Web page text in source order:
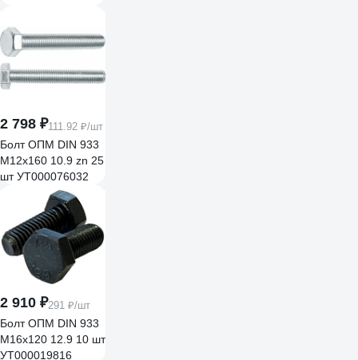
2 798 ₽111.92 ₽/шт
Болт ОПМ DIN 933
М12х160 10.9 zn 25
шт УТ000076032
2 910 ₽291 ₽/шт
Болт ОПМ DIN 933
М16x120 12.9 10 шт
УТ000019816